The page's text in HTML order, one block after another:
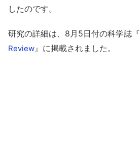
したのです。
研究の詳細は、8月5日付の科学誌『
Review』に掲載されました。